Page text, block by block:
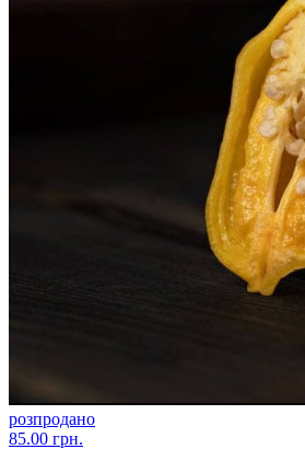
розпродано
85.00 грн.